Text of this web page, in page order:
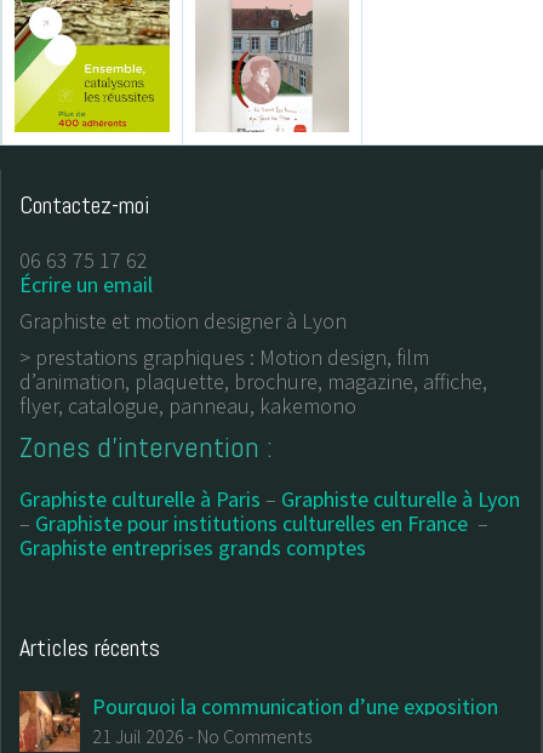
Contactez-moi
06 63 75 17 62
Écrire un email
Graphiste et motion designer à Lyon
> prestations graphiques : Motion design, film
d’animation, plaquette, brochure, magazine, affiche,
flyer, catalogue, panneau, kakemono
Zones d’intervention :
Graphiste culturelle à Paris – Graphiste culturelle à Lyon
– Graphiste pour institutions culturelles en France –
Graphiste entreprises grands comptes
Articles récents
Pourquoi la communication d’une exposition
commence avant la première salle
21 Juil 2026 - No Comments